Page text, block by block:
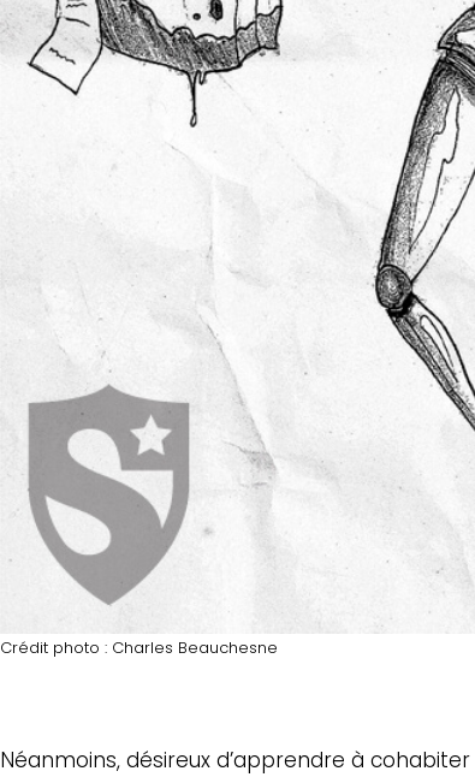
Crédit photo : Charles Beauchesne
Néanmoins, désireux d’apprendre à cohabiter